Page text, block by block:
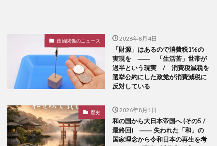
政治関係のニュース 2026年8月4日
「財源」はあるので消費税1%の
実現を ―― 「生活苦」世帯が
過半という現実 / 消費税減税を
選挙公約にした政党が消費減税に
反対している
歴史 2026年8月1日
和の国から大日本帝国へ (その5 /
最終回) ―― 失われた「和」の
国家理念から令和日本の再生を考